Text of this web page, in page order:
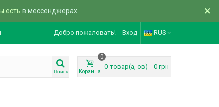
есть в мессенджерах ×
Добро пожаловать! Вход RUS
Поиск Корзина
0
0 товар(а, ов) - 0 грн